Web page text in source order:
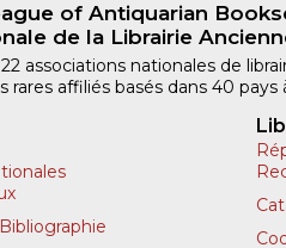
of Antiquarian
de la Librairie
associations nationales de
rares affiliés basés dans 40